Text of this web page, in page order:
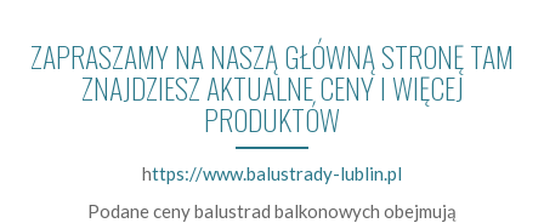
ZAPRASZAMY NA NASZĄ GŁÓWNĄ STRONĘ TAM
ZNAJDZIESZ AKTUALNE CENY I WIĘCEJ
PRODUKTÓW
https://www.balustrady-lublin.pl
Podane ceny balustrad balkonowych obejmują